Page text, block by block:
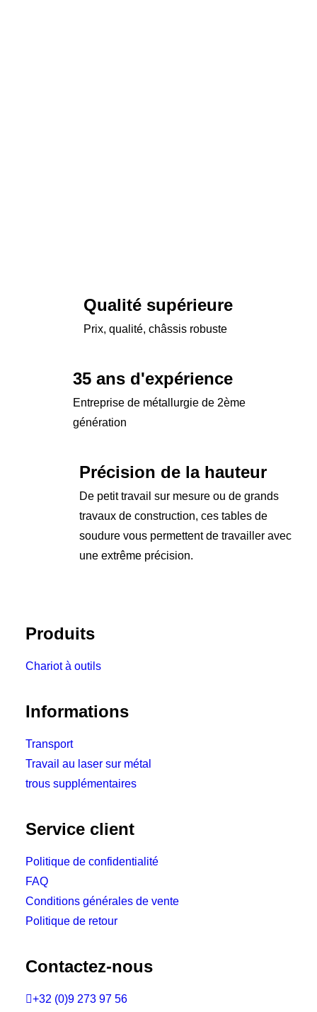
Qualité supérieure
Prix, qualité, châssis robuste
35 ans d'expérience
Entreprise de métallurgie de 2ème
génération
Précision de la hauteur
De petit travail sur mesure ou de grands
travaux de construction, ces tables de
soudure vous permettent de travailler avec
une extrême précision.
Produits
Chariot à outils
Informations
Transport
Travail au laser sur métal
trous supplémentaires
Service client
Politique de confidentialité
FAQ
Conditions générales de vente
Politique de retour
Contactez-nous
+32 (0)9 273 97 56